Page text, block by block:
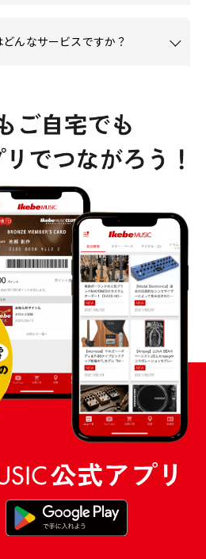
んなサービスですか？